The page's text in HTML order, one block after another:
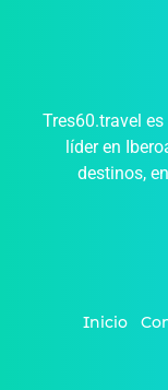
Tres60.travel
líder en
destinos,
Inicio